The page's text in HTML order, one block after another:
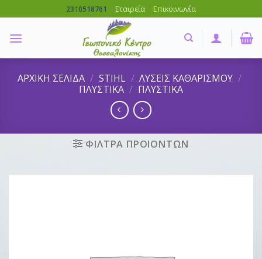
to
content
2310518761 Εταιρεία Επικοινωνία
ΑΡΧΙΚΗ ΣΕΛΙΔΑ / STIHL / ΛΥΣΕΙΣ ΚΑΘΑΡΙΣΜΟΥ /
ΠΛΥΣΤΙΚΑ / ΠΛΥΣΤΙΚΑ
ΦΙΛΤΡΑ ΠΡΟΙΟΝΤΩΝ